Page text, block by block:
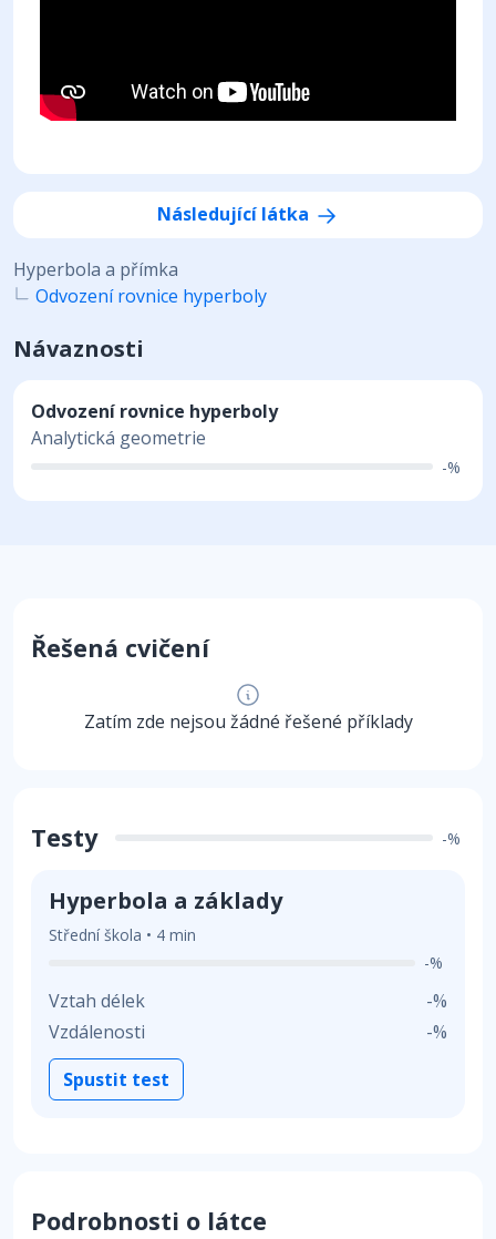
Následující látka
Hyperbola a přímka
Odvození rovnice hyperboly
Návaznosti
Odvození rovnice hyperboly
Analytická geometrie
-%
Řešená cvičení
Zatím zde nejsou žádné řešené příklady
Testy -%
Hyperbola a základy
Střední škola • 4 min
-%
Vztah délek
-%
Vzdálenosti
-%
Spustit test
Podrobnosti o látce